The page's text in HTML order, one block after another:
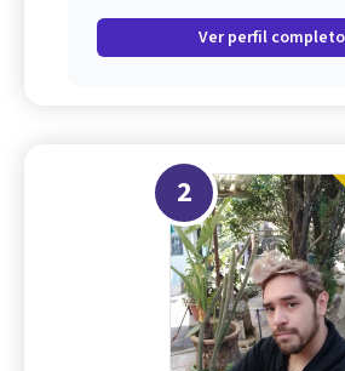
Ver perfil completo
2